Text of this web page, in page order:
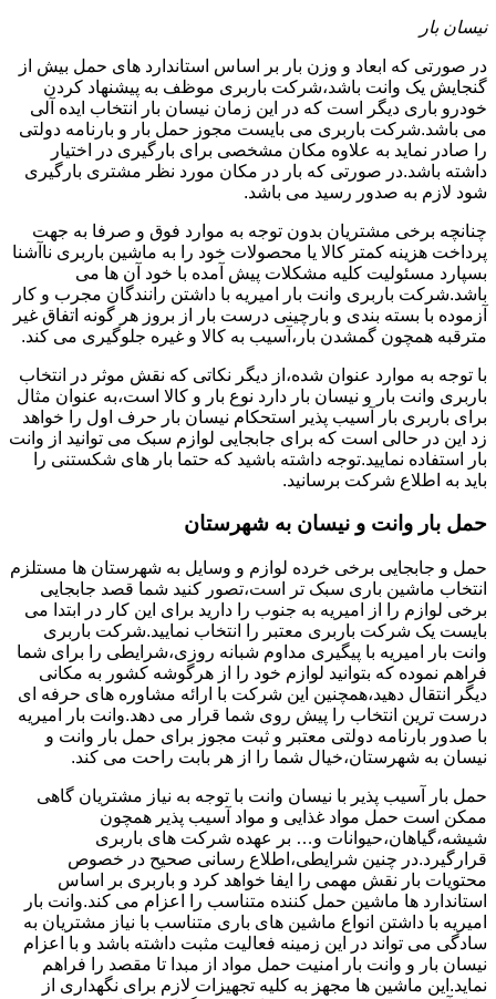
نیسان بار
در صورتی که ابعاد و وزن بار بر اساس استاندارد های حمل بیش از
گنجایش یک وانت باشد،شرکت باربری موظف به پیشنهاد کردن
خودرو باری دیگر است که در این زمان نیسان بار انتخاب ایده آلی
می باشد.شرکت باربری می بایست مجوز حمل بار و بارنامه دولتی
را صادر نماید به علاوه مکان مشخصی برای بارگیری در اختیار
داشته باشد.در صورتی که بار در مکان مورد نظر مشتری بارگیری
شود لازم به صدور رسید می باشد.
چنانچه برخی مشتریان بدون توجه به موارد فوق و صرفا به جهت
پرداخت هزینه کمتر کالا یا محصولات خود را به ماشین باربری ناآشنا
بسپارد مسئولیت کلیه مشکلات پیش آمده با خود آن ها می
باشد.شرکت باربری وانت بار امیریه با داشتن رانندگان مجرب و کار
آزموده با بسته بندی و بارچینی درست بار از بروز هر گونه اتفاق غیر
مترقبه همچون گمشدن بار،آسیب به کالا و غیره جلوگیری می کند.
با توجه به موارد عنوان شده،از دیگر نکاتی که نقش موثر در انتخاب
باربری وانت بار و نیسان بار دارد نوع بار و کالا است،به عنوان مثال
برای باربری بار آسیب پذیر استحکام نیسان بار حرف اول را خواهد
زد این در حالی است که برای جابجایی لوازم سبک می توانید از وانت
بار استفاده نمایید.توجه داشته باشید که حتما بار های شکستنی را
باید به اطلاع شرکت برسانید.
حمل بار وانت و نیسان به شهرستان
حمل و جابجایی برخی خرده لوازم و وسایل به شهرستان ها مستلزم
انتخاب ماشین باری سبک تر است،تصور کنید شما قصد جابجایی
برخی لوازم را از امیریه به جنوب را دارید برای این کار در ابتدا می
بایست یک شرکت باربری معتبر را انتخاب نمایید.شرکت باربری
وانت بار امیریه با پیگیری مداوم شبانه روزی،شرایطی را برای شما
فراهم نموده که بتوانید لوازم خود را از هرگوشه کشور به مکانی
دیگر انتقال دهید،همچنین این شرکت با ارائه مشاوره های حرفه ای
درست ترین انتخاب را پیش روی شما قرار می دهد.وانت بار امیریه
با صدور بارنامه دولتی معتبر و ثبت مجوز برای حمل بار وانت و
نیسان به شهرستان،خیال شما را از هر بابت راحت می کند.
حمل بار آسیب پذیر با نیسان وانت با توجه به نیاز مشتریان گاهی
ممکن است حمل مواد غذایی و مواد آسیب پذیر همچون
شیشه،گیاهان،حیوانات و… بر عهده شرکت های باربری
قرارگیرد.در چنین شرایطی،اطلاع رسانی صحیح در خصوص
محتویات بار نقش مهمی را ایفا خواهد کرد و باربری بر اساس
استاندارد ها ماشین حمل کننده متناسب را اعزام می کند.وانت بار
امیریه با داشتن انواع ماشین های باری متناسب با نیاز مشتریان به
سادگی می تواند در این زمینه فعالیت مثبت داشته باشد و با اعزام
نیسان بار و وانت بار امنیت حمل مواد از مبدا تا مقصد را فراهم
نماید.این ماشین ها مجهز به کلیه تجهیزات لازم برای نگهداری از